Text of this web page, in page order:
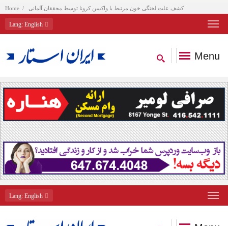
Home کشف علت لختگی خون مرتبط با واکسن کرونا توسط محققان آلمانی
Lang: English
Menu
Lang: English